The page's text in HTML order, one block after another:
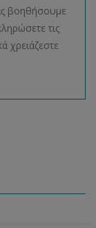
βοηθήσουμε
τις
χρειάζεστε